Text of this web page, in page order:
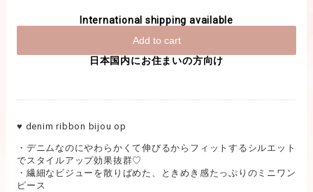
International shipping available
Add to cart
日本国内にお住まいの方向け
♥︎ denim ribbon bijou op
・デニムなのにやわらかくて伸びるからフィットするシルエット
でスタイルアップ効果抜群♡
・繊細なビジューを散りばめた、ときめき感たっぷりのミニワン
ピース